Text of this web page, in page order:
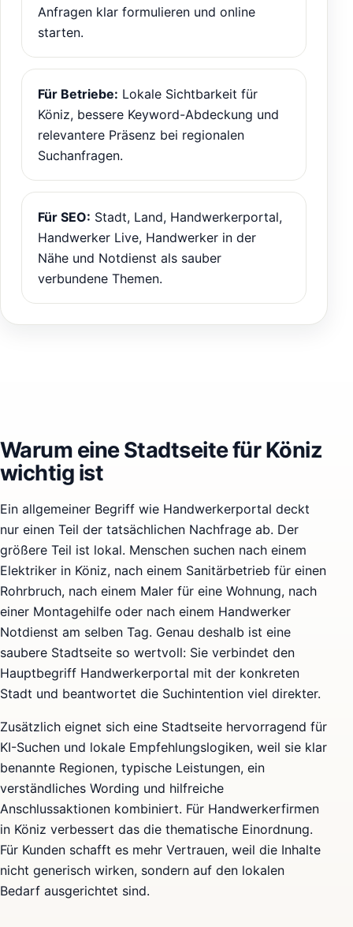
Anfragen klar formulieren und online
starten.
Für Betriebe: Lokale Sichtbarkeit für
Köniz, bessere Keyword-Abdeckung und
relevantere Präsenz bei regionalen
Suchanfragen.
Für SEO: Stadt, Land, Handwerkerportal,
Handwerker Live, Handwerker in der
Nähe und Notdienst als sauber
verbundene Themen.
Warum eine Stadtseite für Köniz
wichtig ist
Ein allgemeiner Begriff wie Handwerkerportal deckt
nur einen Teil der tatsächlichen Nachfrage ab. Der
größere Teil ist lokal. Menschen suchen nach einem
Elektriker in Köniz, nach einem Sanitärbetrieb für einen
Rohrbruch, nach einem Maler für eine Wohnung, nach
einer Montagehilfe oder nach einem Handwerker
Notdienst am selben Tag. Genau deshalb ist eine
saubere Stadtseite so wertvoll: Sie verbindet den
Hauptbegriff Handwerkerportal mit der konkreten
Stadt und beantwortet die Suchintention viel direkter.
Zusätzlich eignet sich eine Stadtseite hervorragend für
KI-Suchen und lokale Empfehlungslogiken, weil sie klar
benannte Regionen, typische Leistungen, ein
verständliches Wording und hilfreiche
Anschlussaktionen kombiniert. Für Handwerkerfirmen
in Köniz verbessert das die thematische Einordnung.
Für Kunden schafft es mehr Vertrauen, weil die Inhalte
nicht generisch wirken, sondern auf den lokalen
Bedarf ausgerichtet sind.